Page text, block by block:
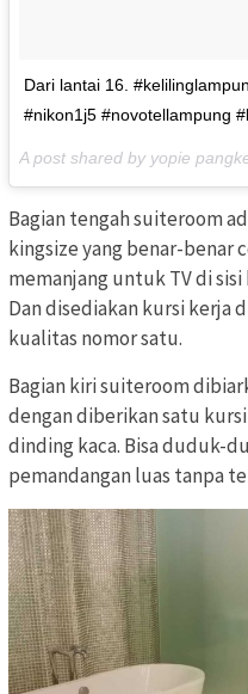
Dari lantai 16.
#nikon1j5 #novotellampung
A post shared by yopie
Bagian tengah suiteroom
kingsize yang benar-benar
memanjang untuk TV di sisi
Dan disediakan kursi kerja
kualitas nomor satu.
Bagian kiri suiteroom
dengan diberikan satu
dinding kaca. Bisa duduk-
pemandangan luas tanpa